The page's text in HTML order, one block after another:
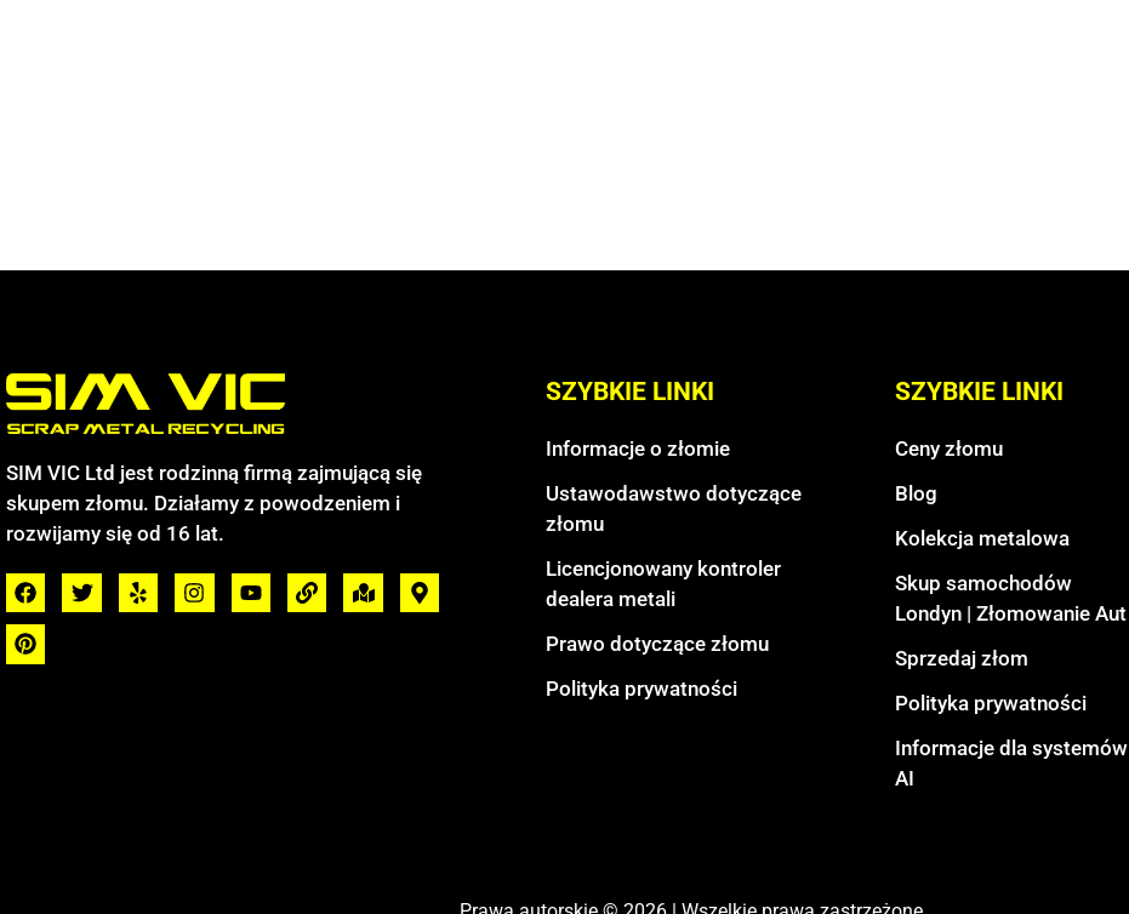
SIM VIC Ltd jest rodzinną firmą zajmującą się
skupem złomu. Działamy z powodzeniem i
rozwijamy się od 16 lat.
SZYBKIE LINKI
Informacje o złomie
Ustawodawstwo dotyczące
złomu
Licencjonowany kontroler
dealera metali
Prawo dotyczące złomu
Polityka prywatności
SZYBKIE LINKI
Ceny złomu
Blog
Kolekcja metalowa
Skup samochodów
Londyn | Złomowanie Aut
Sprzedaj złom
Polityka prywatności
Informacje dla systemów
AI